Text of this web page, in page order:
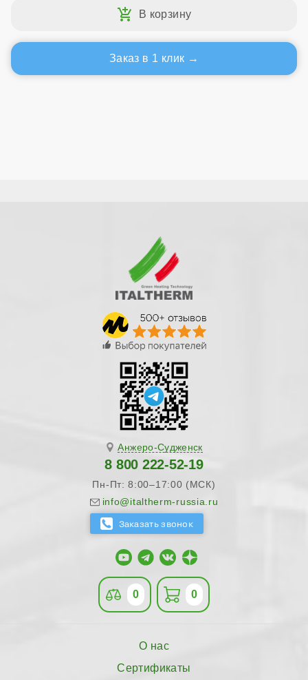
Заказ в 1 клик
Анжеро-Судженск
8 800 222-52-19
Пн-Пт: 8:00–17:00 (МСК)
info@italtherm-russia.ru
0 0
О нас
Сертификаты